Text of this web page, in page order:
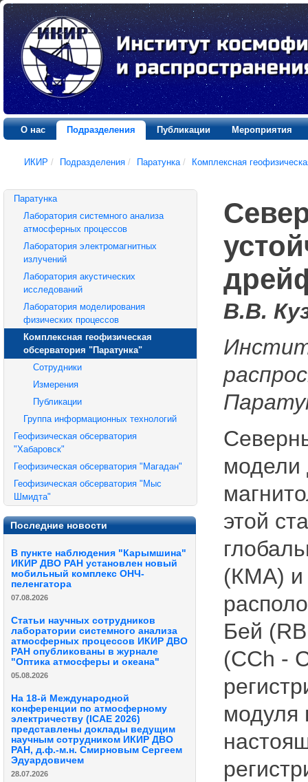
О нас Подразделения Публикации Мероприятия
ИКИР / Подразделения / Паратунка / Комплексная
Паратунка
Лаборатория системного анализа
атмосферных процессов
Лаборатория электромагнитных
излучений
Лаборатория акустических
исследований
Лаборатория моделирования
физических процессов
Комплексная геофизическая
обсерватория "Паратунка"
Сотрудники
Измерения
Публикации
Группа информационных технологий
Геофизическая обсерватория
"Хабаровск"
Геофизическая обсерватория "Магадан"
Геофизическая обсерватория "Мыс
Шмидта"
Последние новости
В пункте наблюдения "Карымшина"
ИКИР ДВО РАН установлен новый
мобильный комплекс ОНЧ-
пеленгатора
07.08.2026
Статьи научных сотрудников
лаборатории системного анализа
атмосферных процессов ИКИР ДВО
РАН опубликованы в журнале
"Оптика атмосферы и океана"
05.08.2026
На 18-й Международной
конференции по атмосферному
электричеству (ICAE 2026)
представлены доклады ведущим
научным сотрудником ИКИР ДВО
РАН, д.ф.-м.н. Смирновым Сергеем
Эдуардовичем
28.07.2026
В.В.
модели
этой
(КМА) и
Бей
(CCh -
модуля